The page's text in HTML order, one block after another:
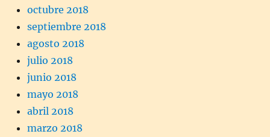
octubre 2018
septiembre 2018
agosto 2018
julio 2018
junio 2018
mayo 2018
abril 2018
marzo 2018